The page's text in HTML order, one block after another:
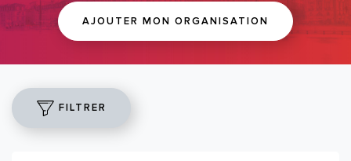
AJOUTER MON ORGANISATION
FILTRER